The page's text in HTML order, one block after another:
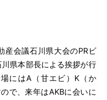
会議石川県大会のPRビ
県本部長による挨拶が行
にはA（甘エビ）K（か
で、来年はAKBに会いに